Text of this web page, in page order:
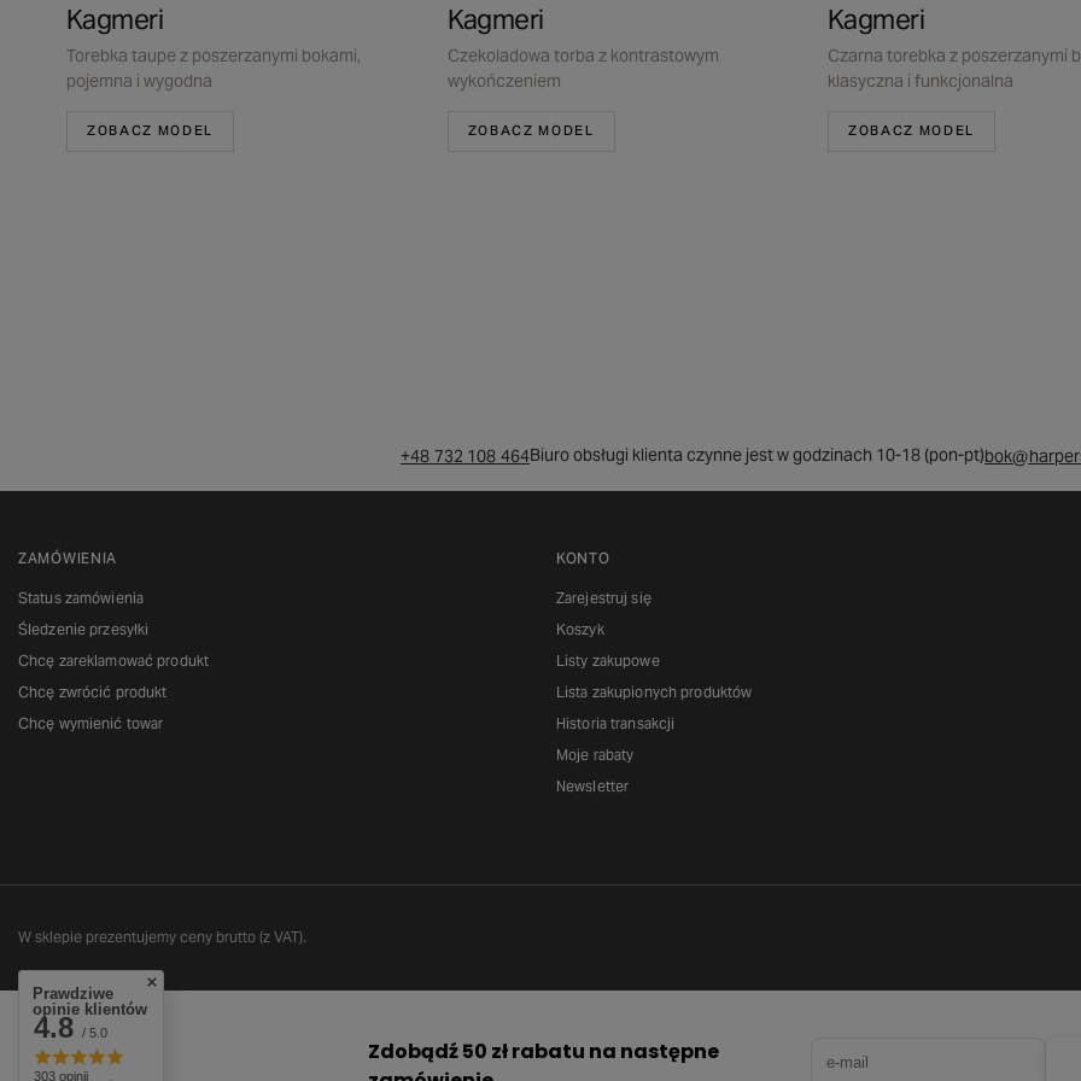
Kagmeri
Torebka taupe z poszerzanymi bokami,
pojemna i wygodna
ZOBACZ MODEL
Kagmeri
Czekoladowa torba z kontrastowym
wykończeniem
ZOBACZ MODEL
Kagmeri
Czarna torebka z poszerzanymi
klasyczna i funkcjonalna
ZOBACZ MODEL
+48 732 108 464Biuro obsługi klienta czynne jest w godzinach 10-18 (pon-pt)
ZAMÓWIENIA
Status zamówienia
Śledzenie przesyłki
Chcę zareklamować produkt
Chcę zwrócić produkt
Chcę wymienić towar
KONTO
Zarejestruj się
Koszyk
Listy zakupowe
Lista zakupionych produktów
Historia transakcji
Moje rabaty
Newsletter
W sklepie prezentujemy ceny brutto (z VAT).
Prawdziwe
opinie klientów
4.8 / 5.0
303 opinii